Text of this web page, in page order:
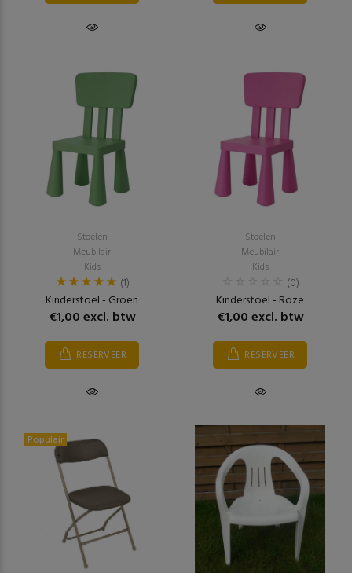
Stoelen
Meubilair
Kids
(1)
Kinderstoel - Groen
€1,00 excl. btw
RESERVEER
Stoelen
Meubilair
Kids
(0)
Kinderstoel - Roze
€1,00 excl. btw
RESERVEER
Populair